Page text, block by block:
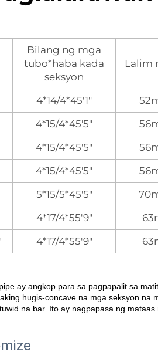
Bilang ng mga
tubo*haba kada
seksyon
Lalim
4*14/4*45'1"
4*15/4*45'5"
4*15/4*45'5"
4*15/4*45'5"
5*15/5*45'5"
4*17/4*55'9"
4*17/4*55'9"
ay angkop para sa pagpapalit sa
hugis-concave na mga seksyon
na bar. Ito ay nagpapasa ng